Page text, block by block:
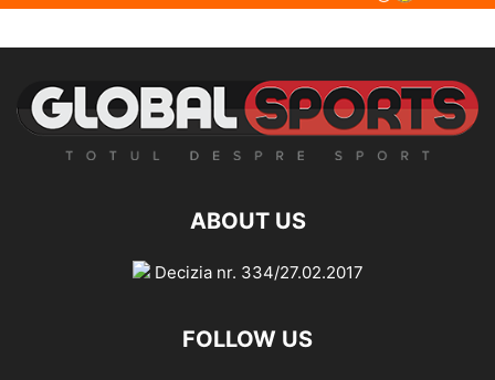
ABOUT US
Decizia nr. 334/27.02.2017
FOLLOW US